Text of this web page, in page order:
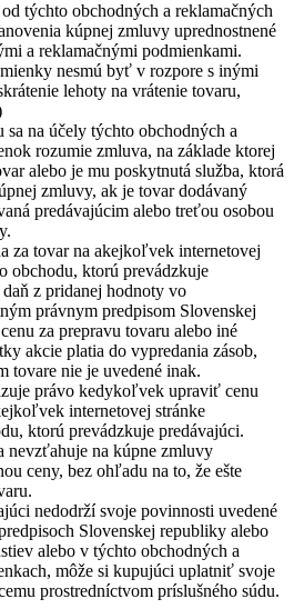
týchto obchodných a reklamačných
kúpnej zmluvy uprednostnené
a reklamačnými podmienkami.
nesmú byť v rozpore s inými
lehoty na vrátenie tovaru,
na účely týchto obchodných a
rozumie zmluva, na základe ktorej
alebo je mu poskytnutá služba, ktorá
zmluvy, ak je tovar dodávaný
predávajúcim alebo treťou osobou
za tovar na akejkoľvek internetovej
obchodu, ktorú prevádzkuje
z pridanej hodnoty vo
právnym predpisom Slovenskej
za prepravu tovaru alebo iné
akcie platia do vypredania zásob,
tovare nie je uvedené inak.
právo kedykoľvek upraviť cenu
internetovej stránke
ktorú prevádzkuje predávajúci.
nevzťahuje na kúpne zmluvy
ceny, bez ohľadu na to, že ešte
nedodrží svoje povinnosti uvedené
Slovenskej republiky alebo
alebo v týchto obchodných a
môže si kupujúci uplatniť svoje
prostredníctvom príslušného súdu.